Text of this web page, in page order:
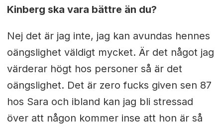
Kinberg ska vara bättre än du?
Nej det är jag inte, jag kan avundas hennes
oängslighet väldigt mycket. Är det något jag
värderar högt hos personer så är det
oängslighet. Det är zero fucks given sen 87
hos Sara och ibland kan jag bli stressad
över att någon kommer inse att hon är så